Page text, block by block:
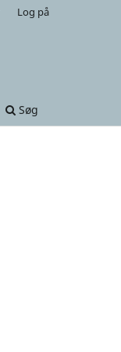
Søg
Log på